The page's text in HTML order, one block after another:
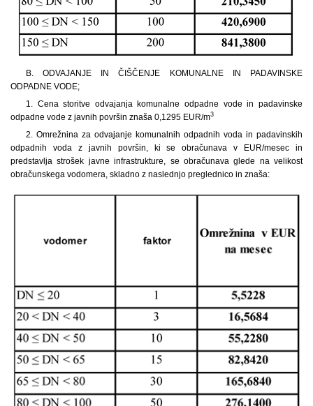
B. ODVAJANJE IN ČIŠČENJE KOMUNALNE IN PADAVINSKE
ODPADNE VODE;
1. Cena storitve odvajanja komunalne odpadne vode in padavinske
odpadne vode z javnih površin znaša 0,1295 EUR/m3
2. Omrežnina za odvajanje komunalnih odpadnih voda in padavinskih
odpadnih voda z javnih površin, ki se obračunava v EUR/mesec in
predstavlja strošek javne infrastrukture, se obračunava glede na velikost
obračunskega vodomera, skladno z naslednjo preglednico in znaša: